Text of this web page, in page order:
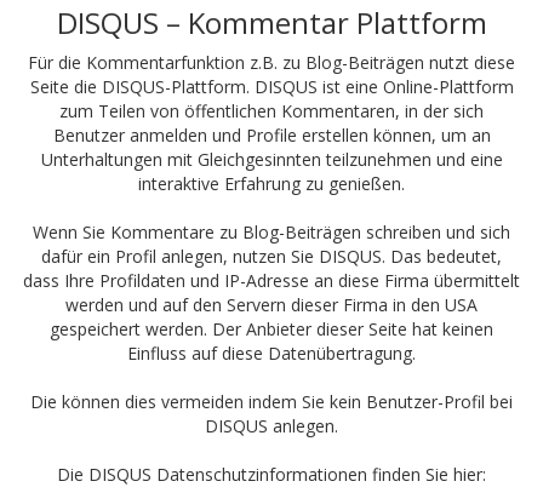
DISQUS – Kommentar Plattform
Für die Kommentarfunktion z.B. zu Blog-Beiträgen nutzt diese
Seite die DISQUS-Plattform. DISQUS ist eine Online-Plattform
zum Teilen von öffentlichen Kommentaren, in der sich
Benutzer anmelden und Profile erstellen können, um an
Unterhaltungen mit Gleichgesinnten teilzunehmen und eine
interaktive Erfahrung zu genießen.
Wenn Sie Kommentare zu Blog-Beiträgen schreiben und sich
dafür ein Profil anlegen, nutzen Sie DISQUS. Das bedeutet,
dass Ihre Profildaten und IP-Adresse an diese Firma übermittelt
werden und auf den Servern dieser Firma in den USA
gespeichert werden. Der Anbieter dieser Seite hat keinen
Einfluss auf diese Datenübertragung.
Die können dies vermeiden indem Sie kein Benutzer-Profil bei
DISQUS anlegen.
Die DISQUS Datenschutzinformationen finden Sie hier: